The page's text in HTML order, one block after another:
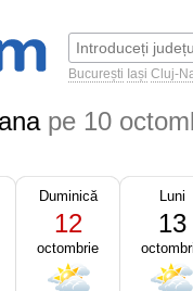
București Iași Cluj-
pe 10
Duminică
12
octombrie
Luni
13